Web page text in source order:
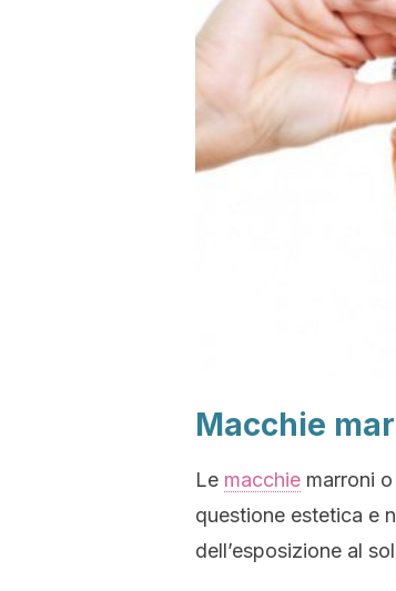
Macchie
Le macchie marroni
questione estetica e
dell’esposizione al